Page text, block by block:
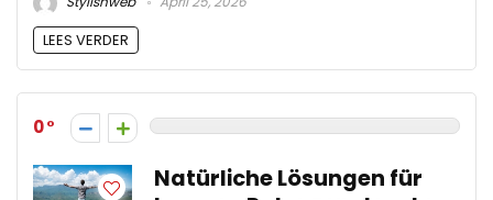
LEES VERDER
0
Natürliche Lösungen für